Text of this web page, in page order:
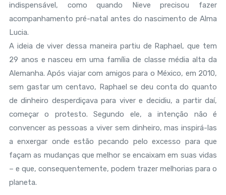
indispensável, como quando Nieve precisou fazer
acompanhamento pré-natal antes do nascimento de Alma
Lucia.
A ideia de viver dessa maneira partiu de Raphael, que tem
29 anos e nasceu em uma família de classe média alta da
Alemanha. Após viajar com amigos para o México, em 2010,
sem gastar um centavo, Raphael se deu conta do quanto
de dinheiro desperdiçava para viver e decidiu, a partir daí,
começar o protesto. Segundo ele, a intenção não é
convencer as pessoas a viver sem dinheiro, mas inspirá-las
a enxergar onde estão pecando pelo excesso para que
façam as mudanças que melhor se encaixam em suas vidas
– e que, consequentemente, podem trazer melhorias para o
planeta.